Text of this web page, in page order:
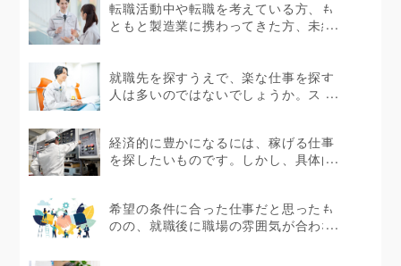
転職活動中や転職を考えている方、も
ともと製造業に携わってきた方、未経
就職先を探すうえで、楽な仕事を探す
人は多いのではないでしょうか。スト
経済的に豊かになるには、稼げる仕事
を探したいものです。しかし、具体的
希望の条件に合った仕事だと思ったも
のの、就職後に職場の雰囲気が合わな